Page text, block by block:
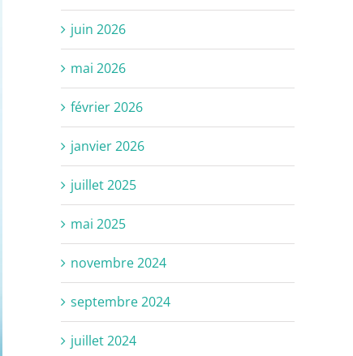
juin 2026
mai 2026
février 2026
janvier 2026
juillet 2025
mai 2025
novembre 2024
septembre 2024
juillet 2024